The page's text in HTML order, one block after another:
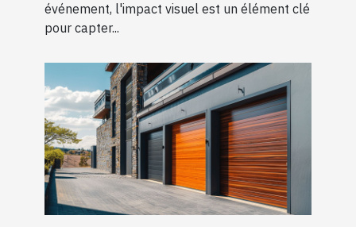
événement, l'impact visuel est un élément clé
pour capter...